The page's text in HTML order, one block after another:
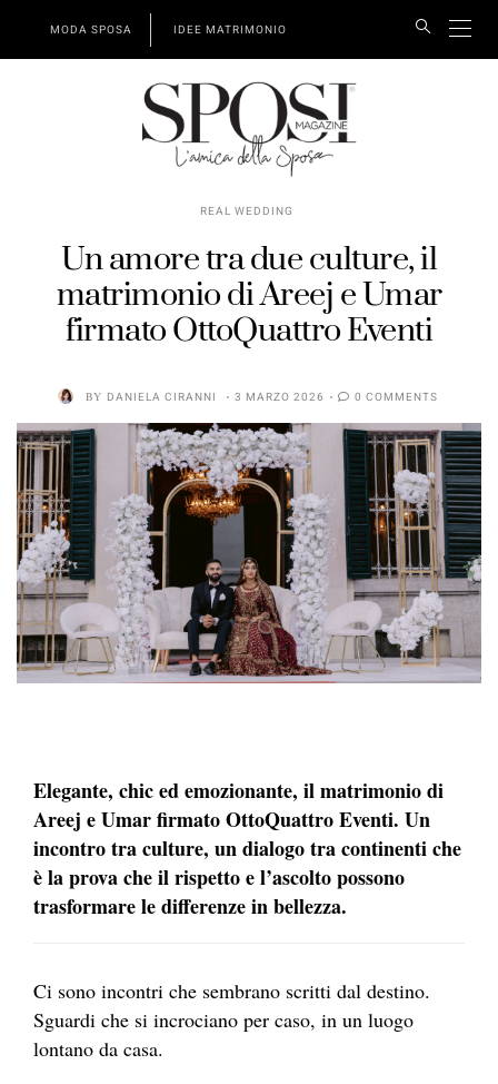
MODA SPOSA IDEE MATRIMONIO
REAL WEDDING
Un amore tra due culture, il
matrimonio di Areej e Umar
firmato OttoQuattro Eventi
BY DANIELA CIRANNI 3 MARZO 2026 0 COMMENTS
Elegante, chic ed emozionante, il matrimonio di
Areej e Umar firmato OttoQuattro Eventi. Un
incontro tra culture, un dialogo tra continenti che
è la prova che il rispetto e l’ascolto possono
trasformare le differenze in bellezza.
Ci sono incontri che sembrano scritti dal destino.
Sguardi che si incrociano per caso, in un luogo
lontano da casa.